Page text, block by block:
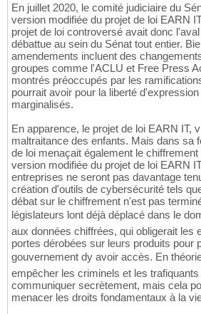
En juillet 2020, le comité judiciaire du
version modifiée du projet de loi EARN
projet de loi controversé avait donc
débattue au sein du Sénat tout entier.
amendements incluent des
groupes comme l'ACLU et Free Press
montrés préoccupés par les
pourrait avoir pour la liberté
marginalisés.
En apparence, le projet de loi EARN IT,
maltraitance des enfants. Mais dans sa
de loi menaçait également le
version modifiée du projet de loi EARN
entreprises ne seront pas davantage
création d'outils de cybersécurité tels
débat sur le chiffrement n'est pas
législateurs lont déjà déplacé dans le
aux données chiffrées, qui obligerait les
portes dérobées sur leurs produits pour
gouvernement dy avoir accès. En
empêcher les criminels et les
communiquer secrètement, mais cela
menacer les droits fondamentaux à la